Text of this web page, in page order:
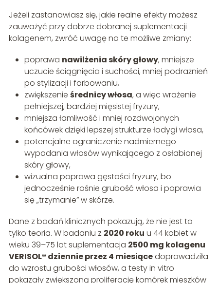
Jeżeli zastanawiasz się, jakie realne efekty możesz
zauważyć przy dobrze dobranej suplementacji
kolagenem, zwróć uwagę na te możliwe zmiany:
poprawa nawilżenia skóry głowy, mniejsze
uczucie ściągnięcia i suchości, mniej podrażnień
po stylizacji i farbowaniu,
zwiększenie średnicy włosa, a więc wrażenie
pełniejszej, bardziej mięsistej fryzury,
mniejsza łamliwość i mniej rozdwojonych
końcówek dzięki lepszej strukturze łodygi włosa,
potencjalne ograniczenie nadmiernego
wypadania włosów wynikającego z osłabionej
skóry głowy,
wizualna poprawa gęstości fryzury, bo
jednocześnie rośnie grubość włosa i poprawia
się „trzymanie” w skórze.
Dane z badań klinicznych pokazują, że nie jest to
tylko teoria. W badaniu z 2020 roku u 44 kobiet w
wieku 39–75 lat suplementacja 2500 mg kolagenu
VERISOL® dziennie przez 4 miesiącedoprowadziła
do wzrostu grubości włosów, a testy in vitro
pokazały zwiększoną proliferację komórek mieszków